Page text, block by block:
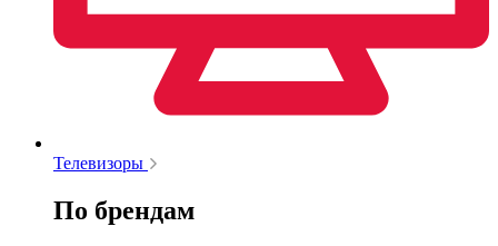
Телевизоры
По брендам